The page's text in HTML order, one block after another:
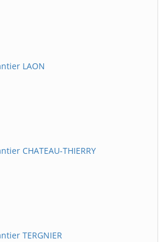
LAON
CHATEAU-THIERRY
TERGNIER